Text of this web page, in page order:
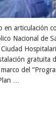
en articulación
Nacional de
gratuita
del
…